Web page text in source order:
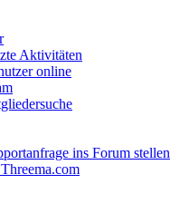
Aktivitäten
online
ins Forum stellen